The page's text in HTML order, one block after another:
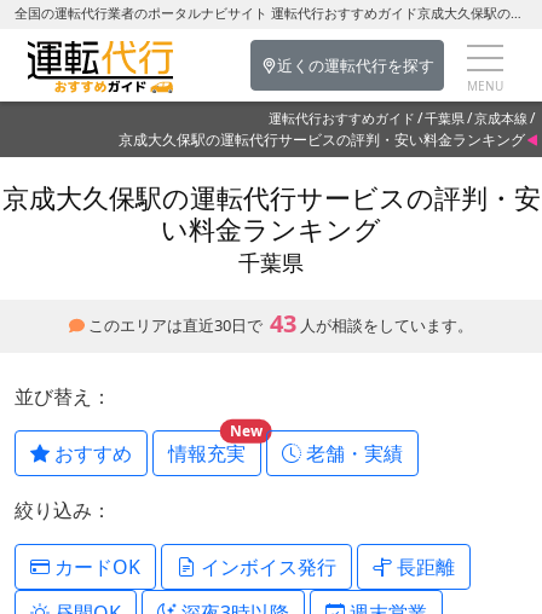
全国の運転代行業者のポータルナビサイト 運転代行おすすめガイド京成大久保駅の運転代行を探す-千葉県の運転代行
近くの運転代行を探す
運転代行おすすめガイド 千葉県 京成本線
京成大久保駅の運転代行サービスの評判・安い料金ランキング
京成大久保駅の運転代行サービスの評判・安
い料金ランキング
千葉県
このエリアは直近30日で 43 人が相談をしています。
並び替え：
おすすめ 情報充実
New
老舗・実績
絞り込み：
カードOK インボイス発行
長距離